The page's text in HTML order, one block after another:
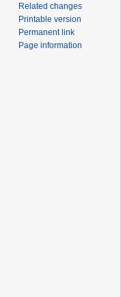
Related changes
Printable version
Permanent link
Page information